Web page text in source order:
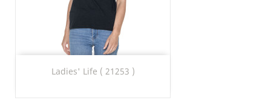
Ladies' Life ( 21253 )